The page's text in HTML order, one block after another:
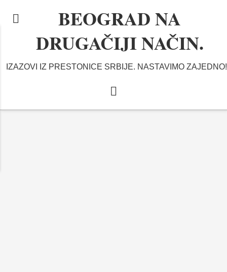
BEOGRAD NA
DRUGAČIJI NAČIN.
IZAZOVI IZ PRESTONICE SRBIJE. NASTAVIMO ZAJEDNO!